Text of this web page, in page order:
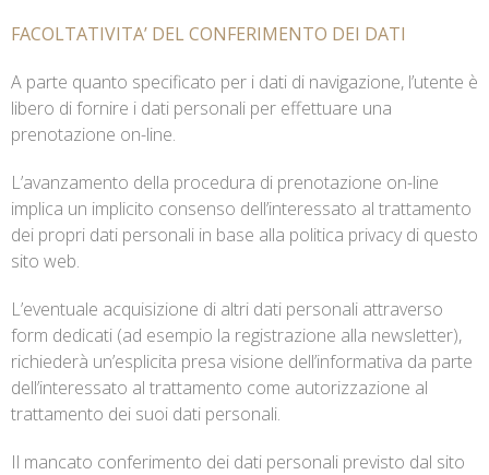
FACOLTATIVITA’ DEL CONFERIMENTO DEI DATI
A parte quanto specificato per i dati di navigazione, l’utente è
libero di fornire i dati personali per effettuare una
prenotazione on-line.
L’avanzamento della procedura di prenotazione on-line
implica un implicito consenso dell’interessato al trattamento
dei propri dati personali in base alla politica privacy di questo
sito web.
L’eventuale acquisizione di altri dati personali attraverso
form dedicati (ad esempio la registrazione alla newsletter),
richiederà un’esplicita presa visione dell’informativa da parte
dell’interessato al trattamento come autorizzazione al
trattamento dei suoi dati personali.
Il mancato conferimento dei dati personali previsto dal sito